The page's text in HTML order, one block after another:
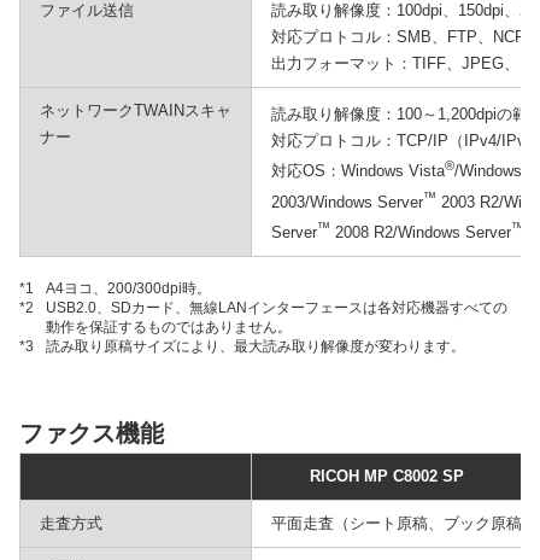
ファイル送信
読み取り解像度：100dpi、150dpi、
対応プロトコル：SMB、FTP、NCP
出力フォーマット：TIFF、JPEG、
ネットワークTWAINスキャ
ナー
読み取り解像度：100～1,200dpiの範
対応プロトコル：TCP/IP（IPv4/IPv6
対応OS：Windows Vista®/Windows
2003/Windows Server™ 2003 R2/
Server™ 2008 R2/Windows Server™
*1
A4ヨコ、200/300dpi時。
*2
USB2.0、SDカード、無線LANインターフェースは各対応機器すべての
動作を保証するものではありません。
*3
読み取り原稿サイズにより、最大読み取り解像度が変わります。
ファクス機能
RICOH MP C8002 SP
走査方式 平面走査（シート原稿、ブック原稿